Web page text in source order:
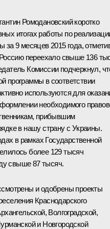
Ромодановскийкоротко
итогах работы по
за 9 месяцев 2015 года,
переехало свыше 136
Комиссии подчеркнул,
программы в соответствии
используются для
необходимого
прибывшим
в нашу страну с Украины.
в рамках Государственной
более 129 тысяч
свыше 87 тысяч.
и одобрены проекты
Краснодарского
Волгоградской,
и Новгородской